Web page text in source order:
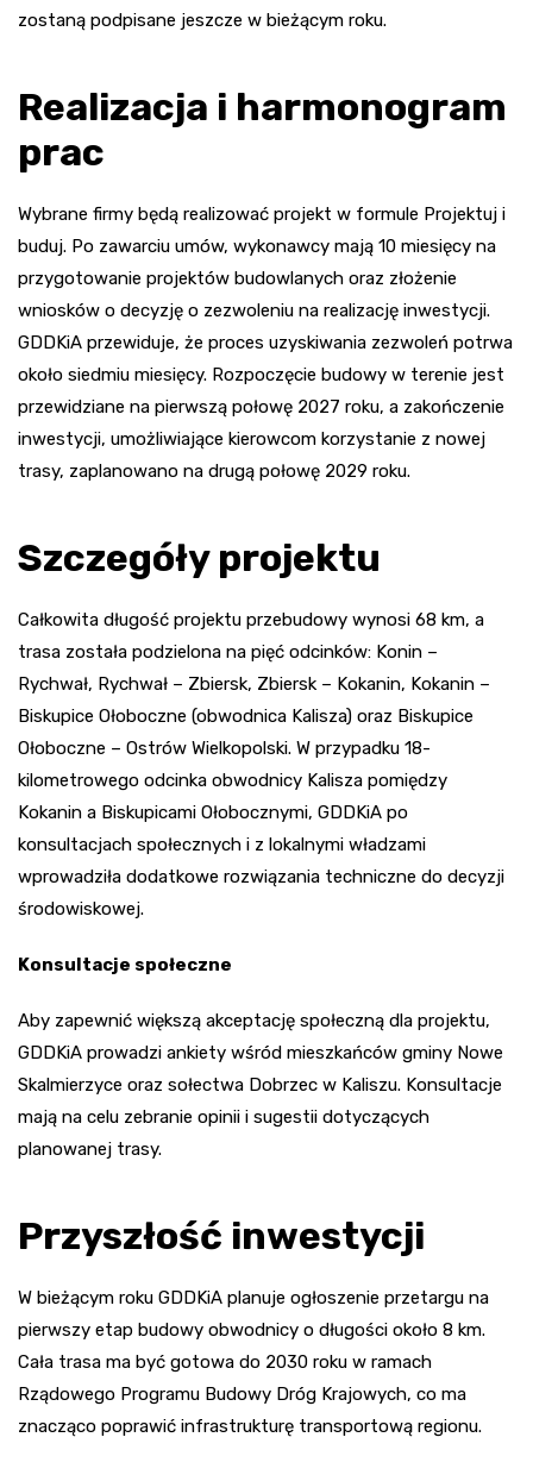
zostaną podpisane jeszcze w bieżącym roku.
Realizacja i harmonogram
prac
Wybrane firmy będą realizować projekt w formule Projektuj i
buduj. Po zawarciu umów, wykonawcy mają 10 miesięcy na
przygotowanie projektów budowlanych oraz złożenie
wniosków o decyzję o zezwoleniu na realizację inwestycji.
GDDKiA przewiduje, że proces uzyskiwania zezwoleń potrwa
około siedmiu miesięcy. Rozpoczęcie budowy w terenie jest
przewidziane na pierwszą połowę 2027 roku, a zakończenie
inwestycji, umożliwiające kierowcom korzystanie z nowej
trasy, zaplanowano na drugą połowę 2029 roku.
Szczegóły projektu
Całkowita długość projektu przebudowy wynosi 68 km, a
trasa została podzielona na pięć odcinków: Konin –
Rychwał, Rychwał – Zbiersk, Zbiersk – Kokanin, Kokanin –
Biskupice Ołoboczne (obwodnica Kalisza) oraz Biskupice
Ołoboczne – Ostrów Wielkopolski. W przypadku 18-
kilometrowego odcinka obwodnicy Kalisza pomiędzy
Kokanin a Biskupicami Ołobocznymi, GDDKiA po
konsultacjach społecznych i z lokalnymi władzami
wprowadziła dodatkowe rozwiązania techniczne do decyzji
środowiskowej.
Konsultacje społeczne
Aby zapewnić większą akceptację społeczną dla projektu,
GDDKiA prowadzi ankiety wśród mieszkańców gminy Nowe
Skalmierzyce oraz sołectwa Dobrzec w Kaliszu. Konsultacje
mają na celu zebranie opinii i sugestii dotyczących
planowanej trasy.
Przyszłość inwestycji
W bieżącym roku GDDKiA planuje ogłoszenie przetargu na
pierwszy etap budowy obwodnicy o długości około 8 km.
Cała trasa ma być gotowa do 2030 roku w ramach
Rządowego Programu Budowy Dróg Krajowych, co ma
znacząco poprawić infrastrukturę transportową regionu.